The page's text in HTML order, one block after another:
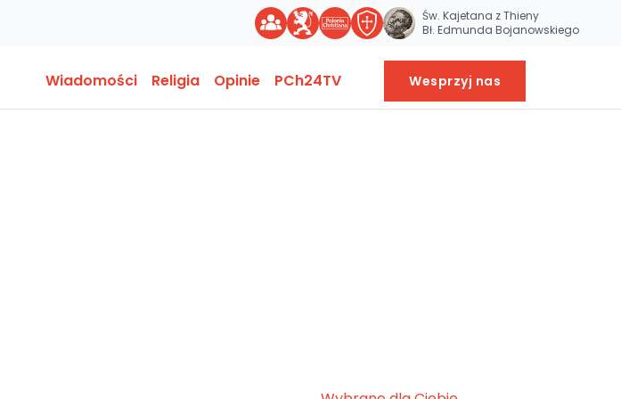
Św. Kajetana z Thieny
Bł. Edmunda Bojanowskiego
Wiadomości Religia Opinie PCh24TV Wesprzyj nas